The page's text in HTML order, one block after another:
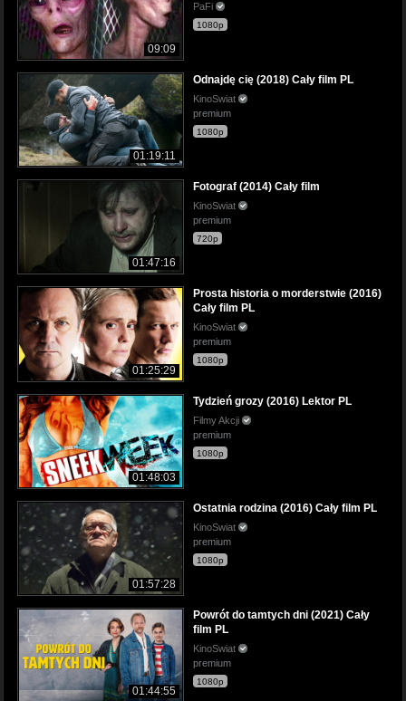
09:09
PaFi
1080p
01:19:11
Odnajdę cię (2018) Cały film PL
KinoSwiat
premium
1080p
01:47:16
Fotograf (2014) Cały film
KinoSwiat
premium
720p
01:25:29
Prosta historia o morderstwie (2016)
Cały film PL
KinoSwiat
premium
1080p
01:48:03
Tydzień grozy (2016) Lektor PL
Filmy Akcji
premium
1080p
01:57:28
Ostatnia rodzina (2016) Cały film PL
KinoSwiat
premium
1080p
01:44:55
Powrót do tamtych dni (2021) Cały
film PL
KinoSwiat
premium
1080p